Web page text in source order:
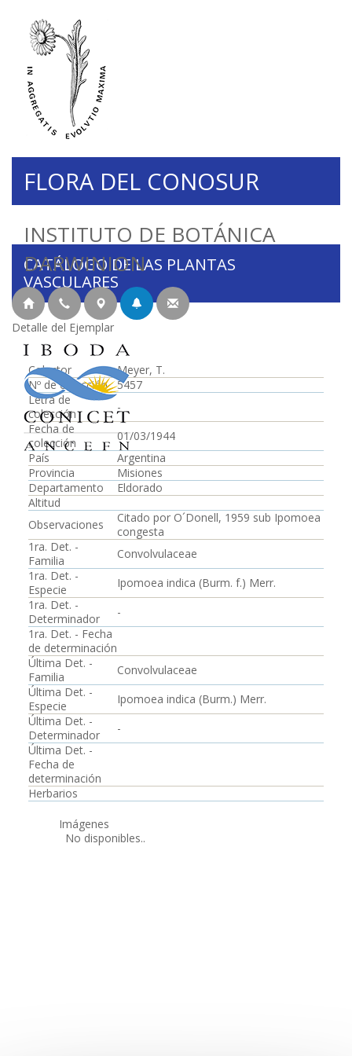
INSTITUTO DE BOTÁNICA
DARWINION
FLORA DEL CONOSUR
CATÁLOGO DE LAS PLANTAS
VASCULARES
Detalle del Ejemplar
Colector
Meyer, T.
Nº de colección
5457
Letra de
colección
-
Fecha de
colección
01/03/1944
País
Argentina
Provincia
Misiones
Departamento
Eldorado
Altitud
Observaciones
Citado por O´Donell, 1959 sub Ipomoea
congesta
1ra. Det. -
Familia
Convolvulaceae
1ra. Det. -
Especie
Ipomoea indica (Burm. f.) Merr.
1ra. Det. -
Determinador
-
1ra. Det. - Fecha
de determinación
Última Det. -
Familia
Convolvulaceae
Última Det. -
Especie
Ipomoea indica (Burm.) Merr.
Última Det. -
Determinador
-
Última Det. -
Fecha de
determinación
Herbarios
Imágenes
No disponibles..